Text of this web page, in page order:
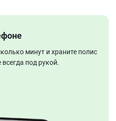
минут и храните полис
под рукой.